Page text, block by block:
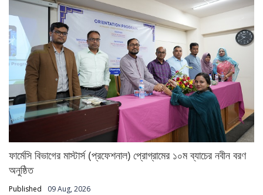
ফার্মেসি বিভাগের মাস্টার্স (প্রফেশনাল) প্রোগ্রামের ১০ম ব্যাচের নবীন বরণ
অনুষ্ঠিত
Published 09 Aug, 2026